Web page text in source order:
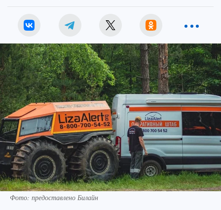
Фото: предоставлено Билайн